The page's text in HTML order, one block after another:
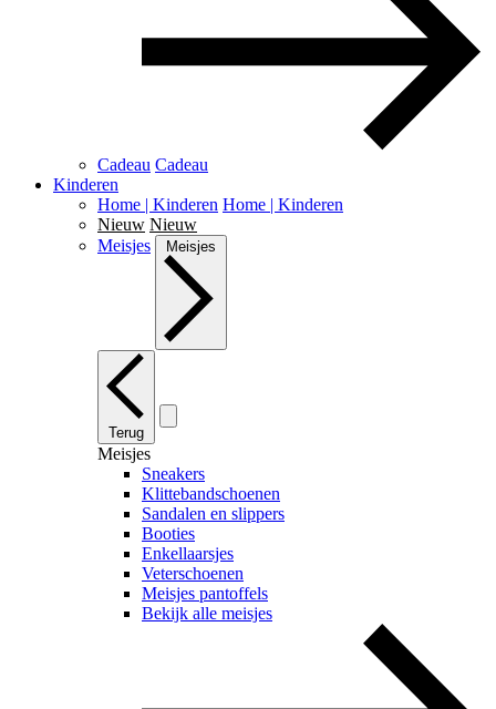
Cadeau Cadeau
Kinderen
Home | Kinderen Home | Kinderen
Nieuw Nieuw
Meisjes
Meisjes
Terug
Meisjes
Sneakers
Klittebandschoenen
Sandalen en slippers
Booties
Enkellaarsjes
Veterschoenen
Meisjes pantoffels
Bekijk alle meisjes